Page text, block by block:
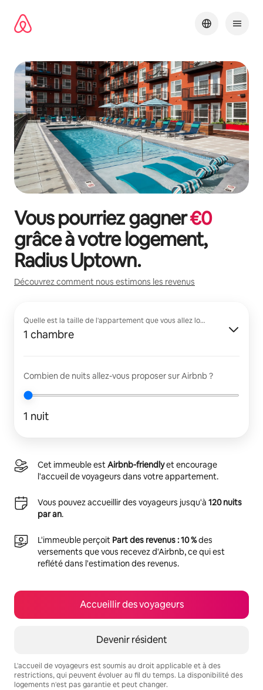
directement
Vous pourriez gagner€0
grâce à votre logement,
Radius Uptown.
Découvrez comment nous estimons les revenus
Quelle est la taille de l'appartement que vous allez louer ?
1 chambre
Combien de nuits allez-vous proposer sur Airbnb ?
1 nuit
Cet immeuble estAirbnb-friendlyet encourage
l'accueil de voyageurs dans votre appartement.
Vous pouvez accueillir des voyageurs jusqu'à 120 nuits
par an.
L'immeuble perçoit Part des revenus : 10 %des
versements que vous recevez d'Airbnb, ce qui est
reflété dans l'estimation des revenus.
Accueillir des voyageurs
Devenir résident
L'accueil de voyageurs est soumis au droit applicable et à des
restrictions, qui peuvent évoluer au fil du temps. La disponibilité des
logements n'est pas garantie et peut changer.